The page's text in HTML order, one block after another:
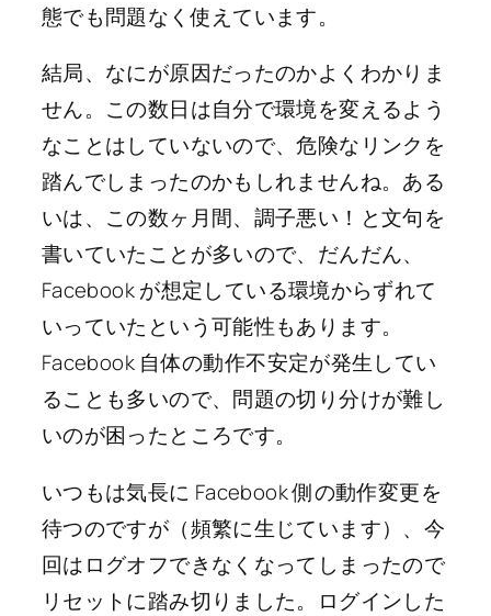
態でも問題なく使えています。
結局、なにが原因だったのかよくわかりま
せん。この数日は自分で環境を変えるよう
なことはしていないので、危険なリンクを
踏んでしまったのかもしれませんね。ある
いは、この数ヶ月間、調子悪い！と文句を
書いていたことが多いので、だんだん、
Facebook が想定している環境からずれて
いっていたという可能性もあります。
Facebook 自体の動作不安定が発生してい
ることも多いので、問題の切り分けが難し
いのが困ったところです。
いつもは気長に Facebook 側の動作変更を
待つのですが（頻繁に生じています）、今
回はログオフできなくなってしまったので
リセットに踏み切りました。ログインした